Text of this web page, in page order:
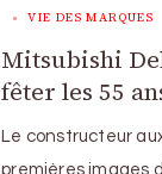
VIE DES MARQUES
Mitsubishi
fêter les 55
Le constructeur
premières images